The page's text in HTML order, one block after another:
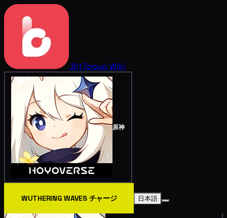
BitTopup Wiki
原神
WUTHERING WAVES チャージ 日本語